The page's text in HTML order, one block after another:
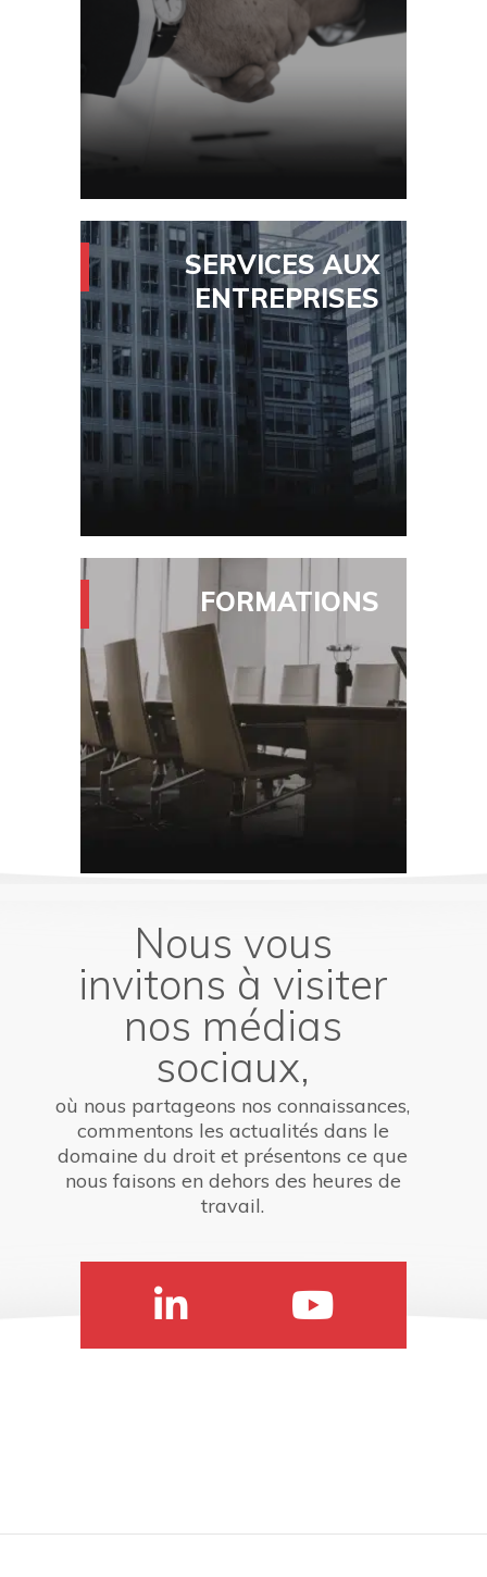
Actions au détriment de
Violation de l'interdiction de
concurrence
Divulgation de secrets d'affaires
SERVICES AUX
ENTREPRISES
Contrats
Négociations
Gouvernance d'entreprise
Droit du travail
FORMATIONS
Managers
Directoire
Chez le client
Nous vous
invitons à visiter
nos médias
sociaux,
où nous partageons nos connaissances,
commentons les actualités dans le
domaine du droit et présentons ce que
nous faisons en dehors des heures de
travail.